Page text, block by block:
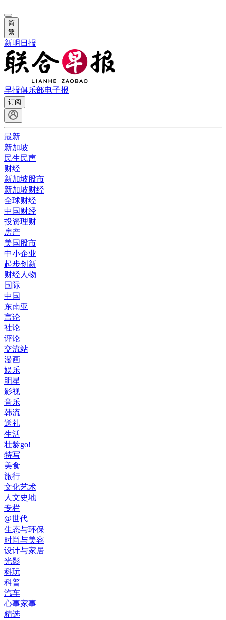
简
繁
新明日报
早报俱乐部电子报
订阅
最新
新加坡
民生民声
财经
新加坡股市
新加坡财经
全球财经
中国财经
投资理财
房产
美国股市
中小企业
起步创新
财经人物
国际
中国
东南亚
言论
社论
评论
交流站
漫画
娱乐
明星
影视
音乐
韩流
送礼
生活
壮龄go!
特写
美食
旅行
文化艺术
人文史地
专栏
@世代
生态与环保
时尚与美容
设计与家居
光影
科玩
科普
汽车
心事家事
精选